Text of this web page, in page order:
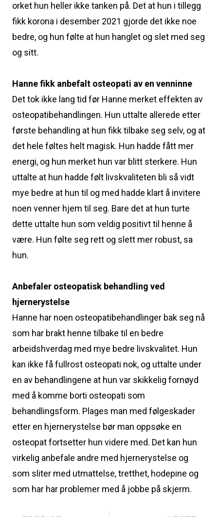
orket hun heller ikke tanken på. Det at hun i tillegg
fikk korona i desember 2021 gjorde det ikke noe
bedre, og hun følte at hun hanglet og slet med seg
og sitt.
Hanne fikk anbefalt osteopati av en venninne
Det tok ikke lang tid før Hanne merket effekten av
osteopatibehandlingen. Hun uttalte allerede etter
første behandling at hun fikk tilbake seg selv, og at
det hele føltes helt magisk. Hun hadde fått mer
energi, og hun merket hun var blitt sterkere. Hun
uttalte at hun hadde følt livskvaliteten bli så vidt
mye bedre at hun til og med hadde klart å invitere
noen venner hjem til seg. Bare det at hun turte
dette uttalte hun som veldig positivt til henne å
være. Hun følte seg rett og slett mer robust, sa
hun.
Anbefaler osteopatisk behandling ved
hjernerystelse
Hanne har noen osteopatibehandlinger bak seg nå
som har brakt henne tilbake til en bedre
arbeidshverdag med mye bedre livskvalitet. Hun
kan ikke få fullrost osteopati nok, og uttalte under
en av behandlingene at hun var skikkelig fornøyd
med å komme borti osteopati som
behandlingsform. Plages man med følgeskader
etter en hjernerystelse bør man oppsøke en
osteopat fortsetter hun videre med. Det kan hun
virkelig anbefale andre med hjernerystelse og
som sliter med utmattelse, tretthet, hodepine og
som har har problemer med å jobbe på skjerm.